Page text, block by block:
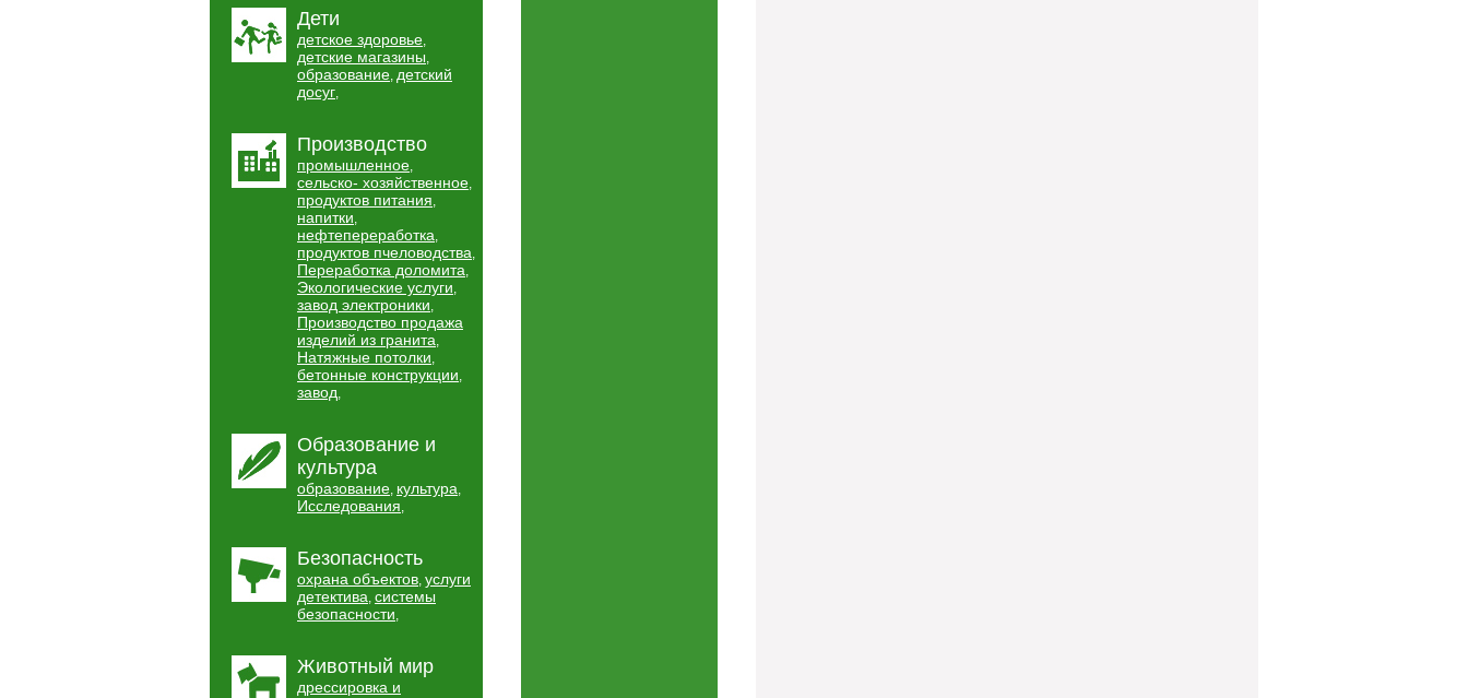
Дети
детское здоровье,
детские магазины,
образование, детский
досуг,
Производство
промышленное,
сельско- хозяйственное,
продуктов питания,
напитки,
нефтепереработка,
продуктов пчеловодства,
Переработка доломита,
Экологические услуги,
завод электроники,
Производство продажа
изделий из гранита,
Натяжные потолки,
бетонные конструкции,
завод,
Образование и
культура
образование, культура,
Исследования,
Безопасность
охрана объектов, услуги
детектива, системы
безопасности,
Животный мир
дрессировка и